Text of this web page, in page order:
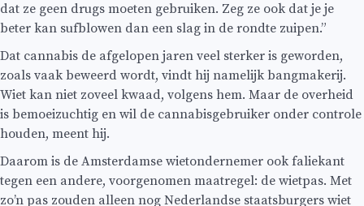
dat ze geen drugs moeten gebruiken. Zeg ze ook dat je je
beter kan sufblowen dan een slag in de rondte zuipen.”
Dat cannabis de afgelopen jaren veel sterker is geworden,
zoals vaak beweerd wordt, vindt hij namelijk bangmakerij.
Wiet kan niet zoveel kwaad, volgens hem. Maar de overheid
is bemoeizuchtig en wil de cannabisgebruiker onder controle
houden, meent hij.
Daarom is de Amsterdamse wietondernemer ook faliekant
tegen een andere, voorgenomen maatregel: de wietpas. Met
zo’n pas zouden alleen nog Nederlandse staatsburgers wiet